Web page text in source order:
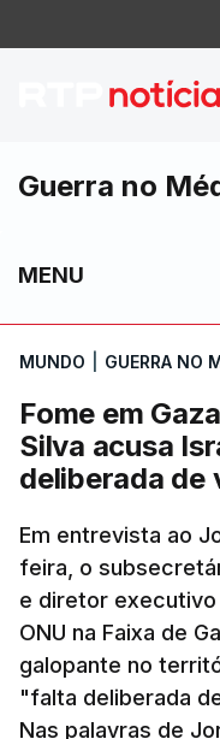
Fome
Guerra no
MENU
MUNDO GUERRA NO
Fome em
Silva acusa
deliberada
Em entrevista ao
feira, o
e diretor executivo
ONU na Faixa de
galopante no
"falta deliberada
Nas palavras de